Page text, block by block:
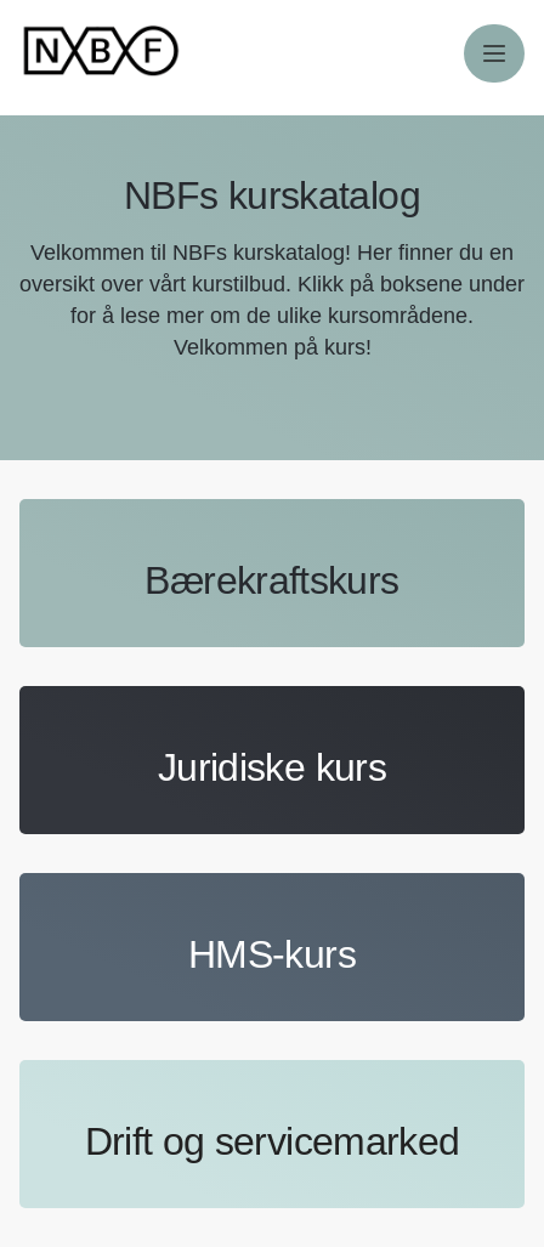
Meny
NBFs kurskatalog
Velkommen til NBFs kurskatalog! Her finner du en
oversikt over vårt kurstilbud. Klikk på boksene under
for å lese mer om de ulike kursområdene.
Velkommen på kurs!
Bærekraftskurs
Juridiske kurs
HMS-kurs
Drift og servicemarked